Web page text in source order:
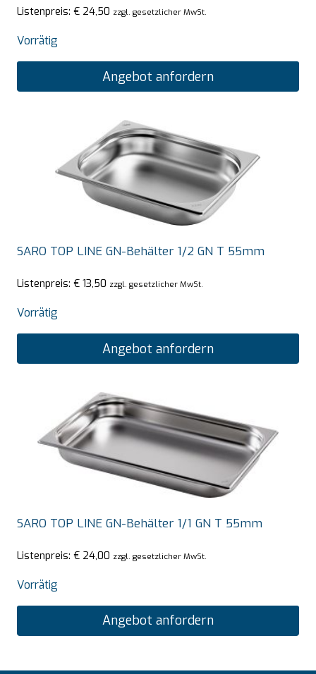
Listenpreis: € 24,50 zzgl. gesetzlicher MwSt.
Vorrätig
Angebot anfordern
SARO TOP LINE GN-Behälter 1/2 GN T 55mm
Listenpreis: € 13,50 zzgl. gesetzlicher MwSt.
Vorrätig
Angebot anfordern
SARO TOP LINE GN-Behälter 1/1 GN T 55mm
Listenpreis: € 24,00 zzgl. gesetzlicher MwSt.
Vorrätig
Angebot anfordern